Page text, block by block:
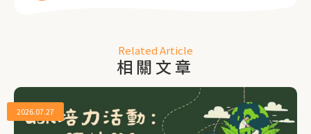
Related Article
相關文章
2026.07.27